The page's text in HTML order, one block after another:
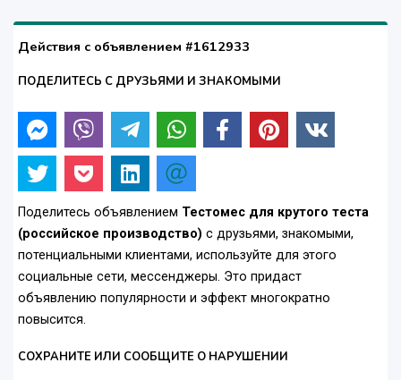
Действия с объявлением #1612933
ПОДЕЛИТЕСЬ С ДРУЗЬЯМИ И ЗНАКОМЫМИ
Поделитесь объявлением Тестомес для крутого теста
(российское производство) с друзьями, знакомыми,
потенциальными клиентами, используйте для этого
социальные сети, мессенджеры. Это придаст
объявлению популярности и эффект многократно
повысится.
СОХРАНИТЕ ИЛИ СООБЩИТЕ О НАРУШЕНИИ